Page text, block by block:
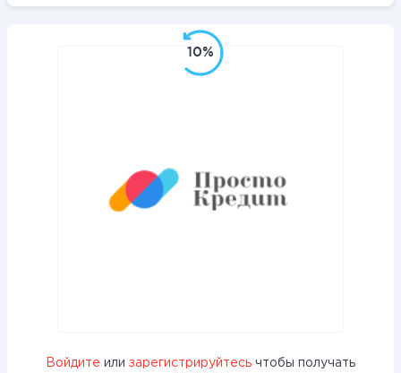
10%
Войдите или зарегистрируйтесь чтобы получать